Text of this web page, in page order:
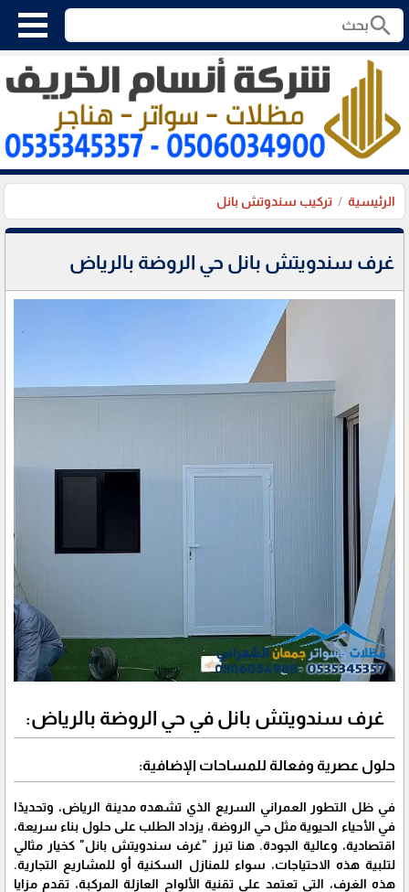
search
الرئيسية تركيب سندوتش بانل
غرف سندويتش بانل حي الروضة بالرياض
غرف سندويتش بانل في حي الروضة بالرياض:
حلول عصرية وفعالة للمساحات الإضافية:
​في ظل التطور العمراني السريع الذي تشهده مدينة الرياض، وتحديدًا
في الأحياء الحيوية مثل حي الروضة، يزداد الطلب على حلول بناء سريعة،
اقتصادية، وعالية الجودة. هنا تبرز "غرف سندويتش بانل" كخيار مثالي
لتلبية هذه الاحتياجات، سواء للمنازل السكنية أو للمشاريع التجارية.
هذه الغرف، التي تعتمد على تقنية الألواح العازلة المركبة، تقدم مزايا